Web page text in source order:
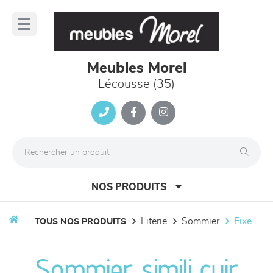
Meubles Morel
Lécousse (35)
NOS PRODUITS
TOUS NOS PRODUITS literie sommier fixe